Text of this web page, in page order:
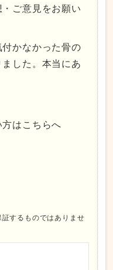
ご意見をお願い
かなかった骨の
した。本当にあ
はこちらへ
するものではありませ